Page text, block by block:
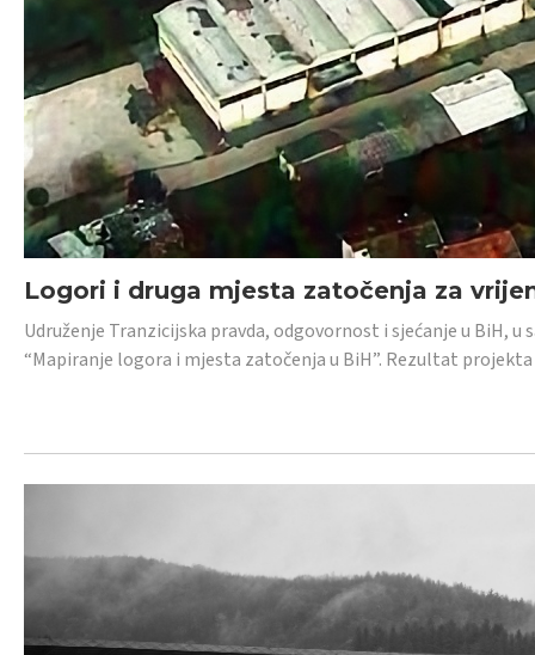
Logori i druga mjesta zatočenja za
Udruženje Tranzicijska pravda, odgovornost i sjećanje u BiH,
“Mapiranje logora i mjesta zatočenja u BiH”. Rezultat